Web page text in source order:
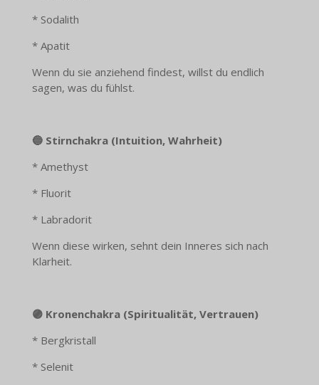
* Sodalith
* Apatit
Wenn du sie anziehend findest, willst du endlich
sagen, was du fühlst.
🔵 Stirnchakra (Intuition, Wahrheit)
* Amethyst
* Fluorit
* Labradorit
Wenn diese wirken, sehnt dein Inneres sich nach
Klarheit.
🟣 Kronenchakra (Spiritualität, Vertrauen)
* Bergkristall
* Selenit